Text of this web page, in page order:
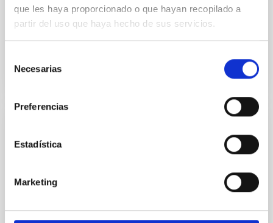
que les haya proporcionado o que hayan recopilado a
partir del uso que haya hecho de sus servicios.
Necesarias
Preferencias
Estadística
Marketing
Advertised on
07/13/2026
Application deadline
08/10/2026
Un contrato - Técnico/a Mantenimiento
Fijo Laboral -PS-2026-031